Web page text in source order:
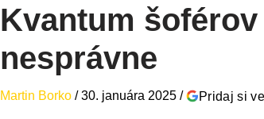
Kvantum
nesprávne
Martin Borko /30. januára 2025 / Pridaj si